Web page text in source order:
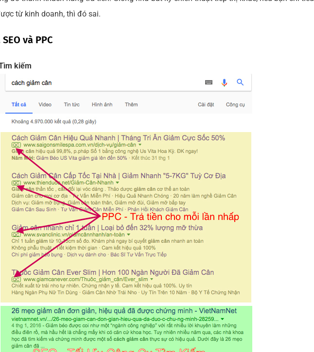
từ kinh doanh, thì đó sai.
và PPC
kiếm